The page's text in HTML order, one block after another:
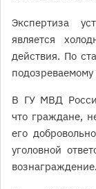
Экспертиза
является
действия. По
В ГУ МВД
что граждане,
его
уголовной
вознаграждение.